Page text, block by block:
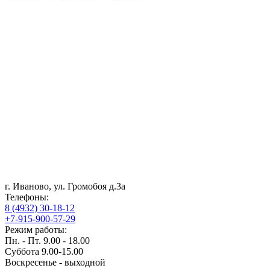
г. Иваново, ул. Громобоя д.3а
Телефоны:
8 (4932) 30-18-12
+7-915-900-57-29
Режим работы:
Пн. - Пт. 9.00 - 18.00
Суббота 9.00-15.00
Воскресенье - выходной